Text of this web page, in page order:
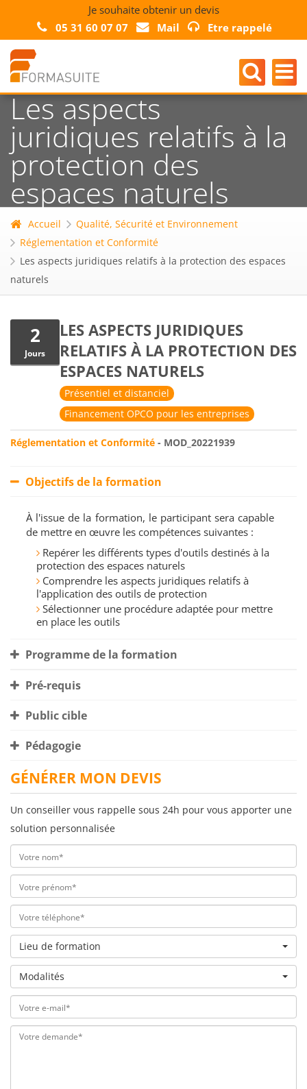
Je souhaite obtenir un devis
05 31 60 07 07
Mail Etre rappelé
Les aspects
juridiques relatifs à la
protection des
espaces naturels
Accueil
Qualité, Sécurité et Environnement
Réglementation et Conformité
Les aspects juridiques relatifs à la protection des espaces
naturels
2
Jours
LES ASPECTS JURIDIQUES
RELATIFS À LA PROTECTION DES
ESPACES NATURELS
Présentiel et distanciel
Financement OPCO pour les entreprises
Réglementation et Conformité - MOD_20221939
Objectifs de la formation
À l'issue de la formation, le participant sera capable
de mettre en œuvre les compétences suivantes :
Repérer les différents types d'outils destinés à la
protection des espaces naturels
Comprendre les aspects juridiques relatifs à
l'application des outils de protection
Sélectionner une procédure adaptée pour mettre
en place les outils
Programme de la formation
Pré-requis
Public cible
Pédagogie
GÉNÉRER MON DEVIS
Un conseiller vous rappelle sous 24h pour vous apporter une
solution personnalisée
Lieu de formation
Modalités